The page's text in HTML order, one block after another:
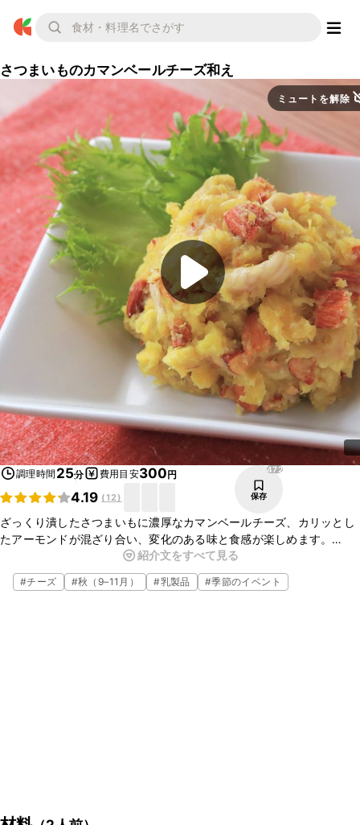
さつまいものカマンベールチーズ和え
ミュートを解除
調理時間 25分 費用目安300円
4.19 (12)
472
保存
ざっくり潰したさつまいもに濃厚なカマンベールチーズ、カリッとし
たアーモンドが混ざり合い、変化のある味と食感が楽しめます。
パンにのせたり、コロッケにしたり、シナモンをかけて大人っぽくア
レンジしても美味しいです。
紹介文をすべて見る
#チーズ #秋（9–11月） #乳製品 #季節のイベント